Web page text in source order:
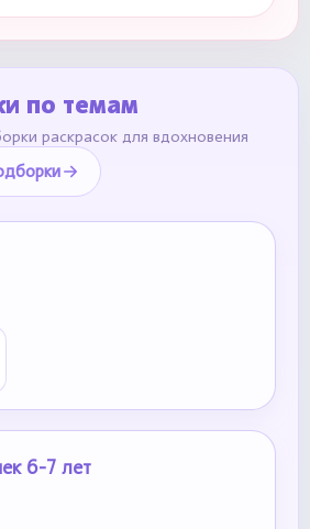
по темам
раскрасок для вдохновения
6-7 лет